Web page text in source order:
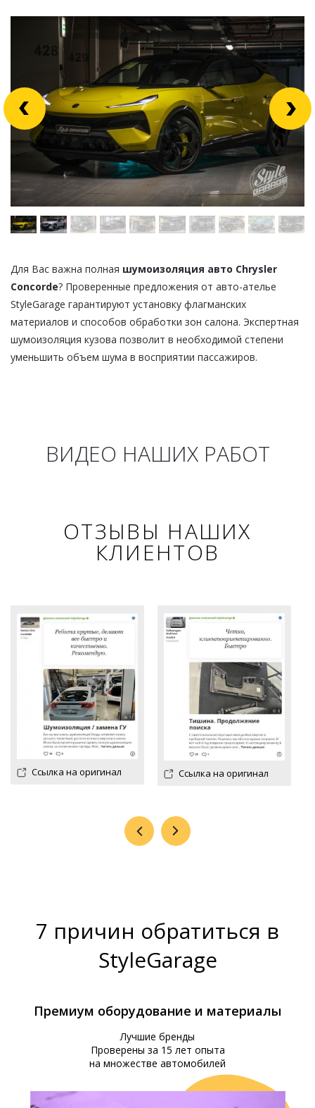
Для Вас важна полная шумоизоляция авто Chrysler
Concorde? Проверенные предложения от авто-ателье
StyleGarage гарантируют установку флагманских
материалов и способов обработки зон салона. Экспертная
шумоизоляция кузова позволит в необходимой степени
уменьшить объем шума в восприятии пассажиров.
ВИДЕО НАШИХ РАБОТ
ОТЗЫВЫ НАШИХ
КЛИЕНТОВ
Ссылка на оригинал Ссылка на оригинал
7 причин обратиться в
StyleGarage
Премиум оборудование и материалы
Лучшие бренды
Проверены за 15 лет опыта
на множестве автомобилей